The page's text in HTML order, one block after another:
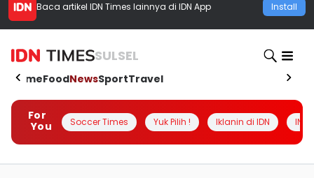
Baca artikel IDN Times lainnya di IDN App Install
SULSEL
HomeFoodNewsSportTravel
For
You
Soccer Times Yuk Pilih ! Iklanin di IDN